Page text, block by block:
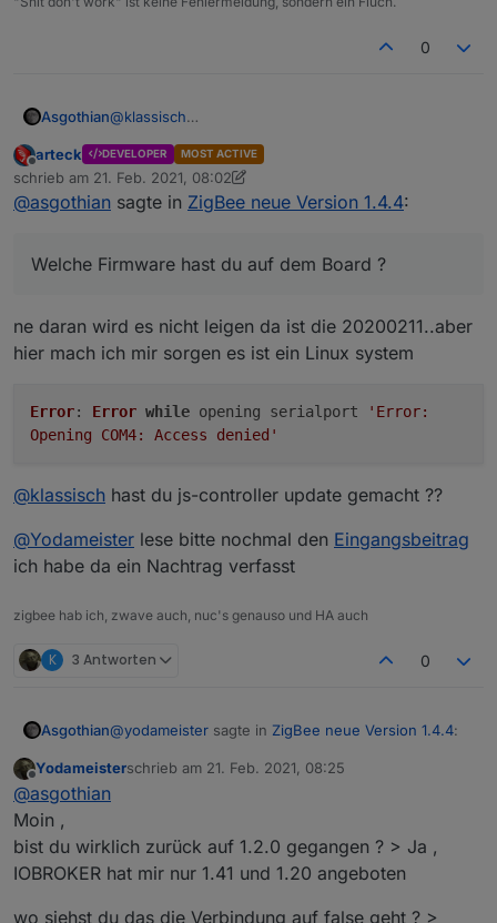
Der Adapter hängt derzeit zusammen mit einem
MX885 Drucker und einem Brother Labeldrucker an
Fehler noch Warnung und hat auch kein Ereignis
gemeldet, seit ich am 18.2. von ser2net auf diese
direkte Verbindung umgezogen bin.
0
Asgothian@klassisch
seriellen Ports auf dem Board selber ein Problem
hat.
Welche Firmware hast du auf dem Board ?
A.
Offline
arteck DEVELOPER MOST ACTIVE
schrieb am 21. Feb. 2021, 08:02
zuletzt editiert von arteck
@asgothian sagte in ZigBee neue Version 1.4.4:
Welche Firmware hast du auf dem Board ?
ne daran wird es nicht leigen da ist die 20200211..aber
hier mach ich mir sorgen es ist ein Linux system
Error: Error while opening serialport
'Error:
Opening COM4: Access denied'
@klassisch hast du js-controller update gemacht ??
@Yodameister lese bitte nochmal den Eingangsbeitrag
ich habe da ein Nachtrag verfasst
zigbee hab ich, zwave auch, nuc's genauso und HA auch
K 3 Antworten 0
Asgothian@yodameister sagte in ZigBee neue Version 1.4.4:
Erst einmal zwei Fragen:
bist du wirklich zurück auf 1.2.0 gegangen ?
wo siehst du das die Verbindung auf false geht
Hintergrund: bei batteriebetriebenen Geräten wird
Offline
Yodameisterschrieb am 21. Feb. 2021, 08:25
zuletzt editiert von
@asgothian
Moin ,
bist du wirklich zurück auf 1.2.0 gegangen ? > Ja ,
IOBROKER hat mir nur 1.41 und 1.20 angeboten
wo siehst du das die Verbindung auf false geht ? >